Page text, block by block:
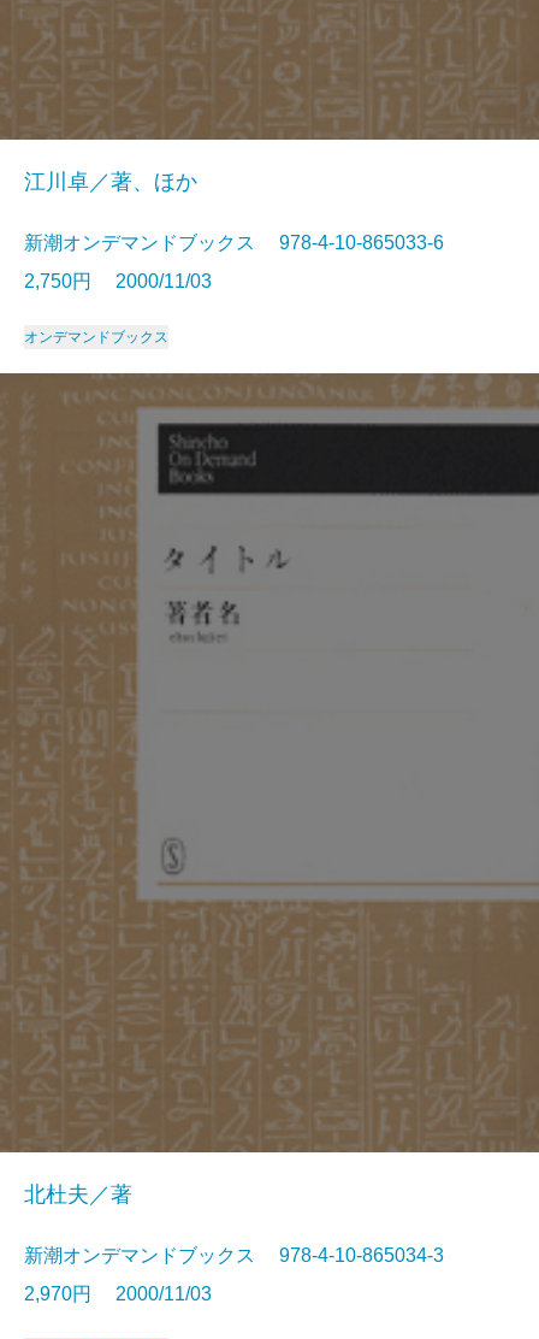
江川卓／著、ほか
新潮オンデマンドブックス 978-4-10-865033-6
2,750円 2000/11/03
オンデマンドブックス
北杜夫／著
新潮オンデマンドブックス 978-4-10-865034-3
2,970円 2000/11/03